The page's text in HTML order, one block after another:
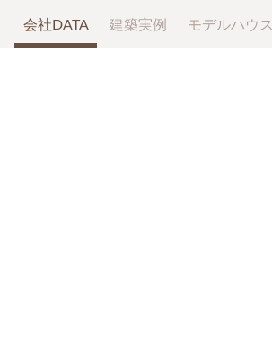
会社DATA 建築実例 モデルハウス